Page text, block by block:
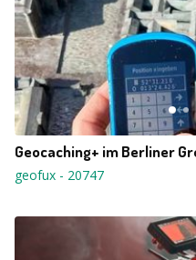
Geocaching+ im Berliner
geofux - 20747